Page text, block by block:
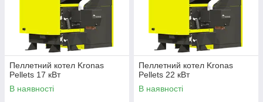
Пеллетний котел Kronas
Pellets 17 кВт
В наявності
Пеллетний котел Kronas
Pellets 22 кВт
В наявності